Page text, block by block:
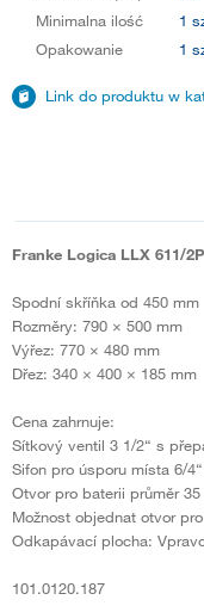
Minimalna ilość
1
Opakowanie
1
Link do produktu w
Franke Logica LLX 611/
Spodní skříňka od 450 mm
Rozměry: 790 × 500 mm
Výřez: 770 × 480 mm
Dřez: 340 × 400 × 185 mm
Cena zahrnuje:
Sítkový ventil 3 1/2“ s
Sifon pro úsporu místa 6/
Otvor pro baterii průměr
Možnost objednat otvor
Odkapávací plocha:
101.0120.187